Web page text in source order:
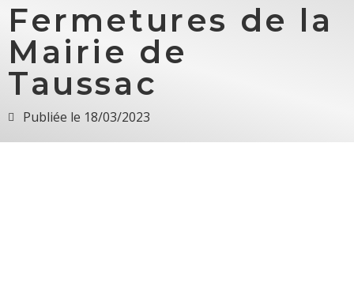
Fermetures de la
Mairie de
Taussac
Publiée le 18/03/2023